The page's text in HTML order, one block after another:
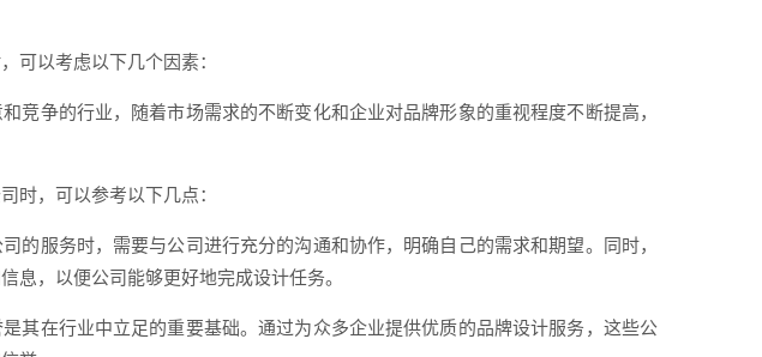
可以考虑以下几个因素：
竞争的行业，随着市场需求的不断变化和企业对品牌形象的重视程度不断提高，
时，可以参考以下几点：
的服务时，需要与公司进行充分的沟通和协作，明确自己的需求和期望。同时，
息，以便公司能够更好地完成设计任务。
其在行业中立足的重要基础。通过为众多企业提供优质的品牌设计服务，这些公